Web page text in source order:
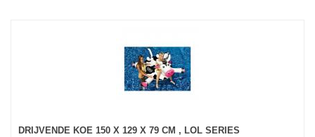
DRIJVENDE KOE 150 X 129 X 79 CM , LOL SERIES